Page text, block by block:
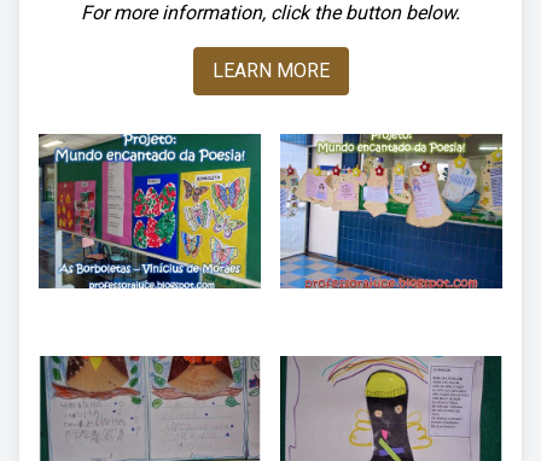
For more information, click the button below.
LEARN MORE